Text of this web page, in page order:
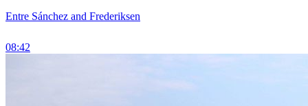
Entre Sánchez and Frederiksen
08:42